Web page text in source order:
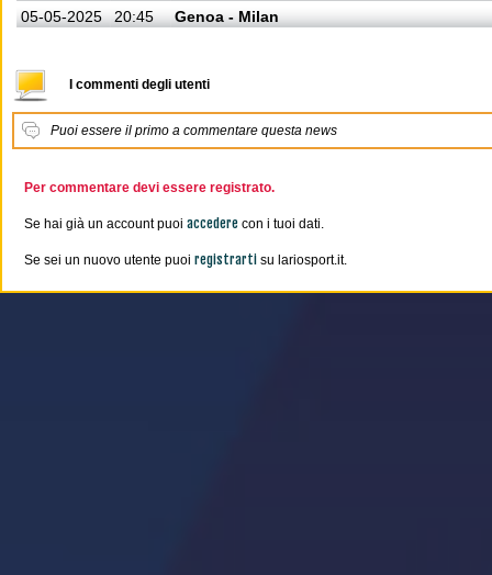
05-05-2025
20:45 Genoa - Milan
I commenti degli utenti
Puoi essere il primo a commentare questa news
Per commentare devi essere registrato.
Se hai già un account puoi accedere con i tuoi dati.
Se sei un nuovo utente puoi registrarti su lariosport.it.